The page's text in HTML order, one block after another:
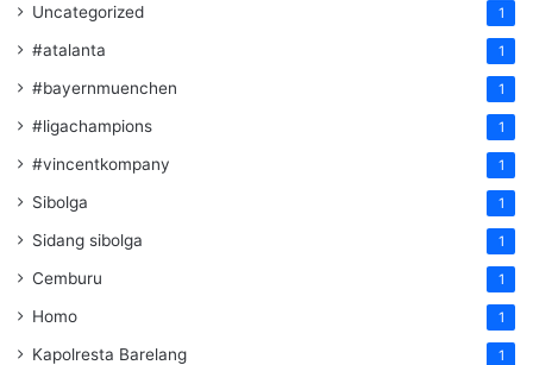
Uncategorized 1
#atalanta 1
#bayernmuenchen 1
#ligachampions 1
#vincentkompany 1
Sibolga 1
Sidang sibolga 1
Cemburu 1
Homo 1
Kapolresta Barelang 1